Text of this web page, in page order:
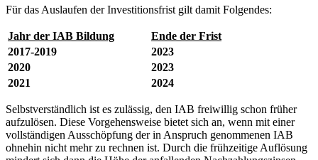
Für das Auslaufen der Investitionsfrist gilt damit Folgendes:
Jahr der IAB Bildung
Ende der Frist
2017-2019
2023
2020
2023
2021
2024
Selbstverständlich ist es zulässig, den IAB freiwillig schon früher
aufzulösen. Diese Vorgehensweise bietet sich an, wenn mit einer
vollständigen Ausschöpfung der in Anspruch genommenen IAB
ohnehin nicht mehr zu rechnen ist. Durch die frühzeitige Auflösung